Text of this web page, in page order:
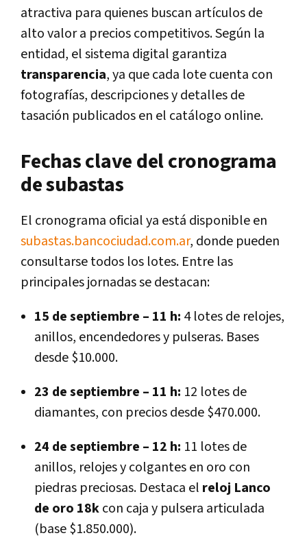
atractiva para quienes buscan artículos de
alto valor a precios competitivos. Según la
entidad, el sistema digital garantiza
transparencia, ya que cada lote cuenta con
fotografías, descripciones y detalles de
tasación publicados en el catálogo online.
Fechas clave del cronograma
de subastas
El cronograma oficial ya está disponible en
subastas.bancociudad.com.ar, donde pueden
consultarse todos los lotes. Entre las
principales jornadas se destacan:
15 de septiembre – 11 h: 4 lotes de relojes,
anillos, encendedores y pulseras. Bases
desde $10.000.
23 de septiembre – 11 h: 12 lotes de
diamantes, con precios desde $470.000.
24 de septiembre – 12 h: 11 lotes de
anillos, relojes y colgantes en oro con
piedras preciosas. Destaca el reloj Lanco
de oro 18kcon caja y pulsera articulada
(base $1.850.000).